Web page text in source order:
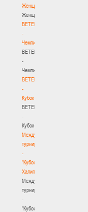
Женщины
Женщины
BETERA
-
Чемпионат
BETERA
-
Чемпионат
BETERA
-
Кубок
BETERA
-
Кубок
Международный
турнир
-
"Кубок
Халипского"
Международный
турнир
-
"Кубок